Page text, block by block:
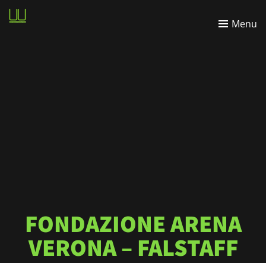
Wasabi
Menu
FONDAZIONE ARENA
VERONA – FALSTAFF